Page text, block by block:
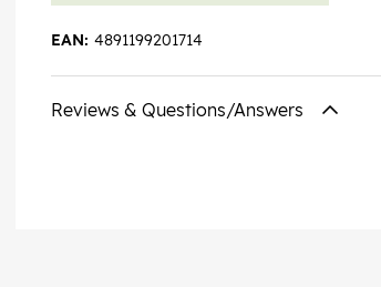
4891199201714
EAN:
Reviews & Questions/Answers